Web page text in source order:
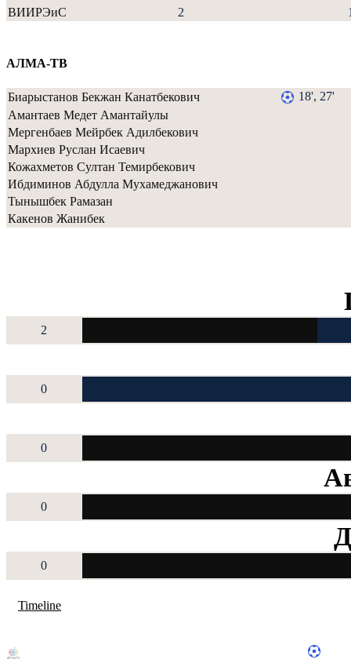
ВИИРЭиС
2
АЛМА-ТВ
Биарыстанов Бекжан Канатбекович
18', 27'
Амантаев Медет Амантайулы
Мергенбаев Мейрбек Адилбекович
Мархиев Руслан Исаевич
Кожахметов Султан Темирбекович
Ибдиминов Абдулла Мухамеджанович
Тынышбек Рамазан
Какенов Жанибек
2
0
0
0
0
Timeline